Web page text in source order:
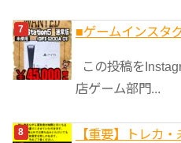
■ゲームインスタ
この投稿を
店ゲーム部門...
【重要】トレカ